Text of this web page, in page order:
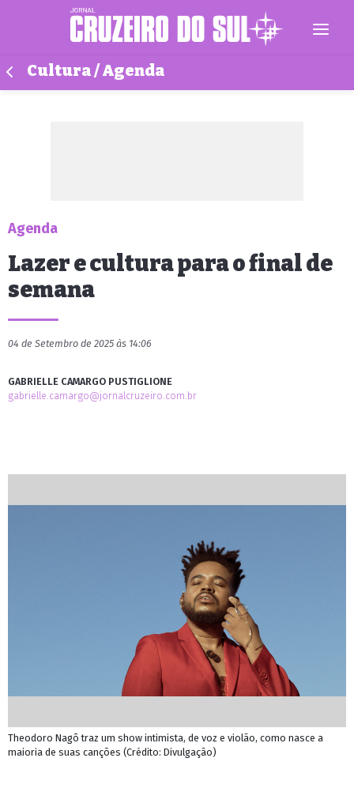
Cultura / Agenda
Agenda
Lazer e cultura para o final de
semana
04 de Setembro de 2025 às 14:06
GABRIELLE CAMARGO PUSTIGLIONE
gabrielle.camargo@jornalcruzeiro.com.br
Theodoro Nagô traz um show intimista, de voz e violão, como nasce a
maioria de suas canções (Crédito: Divulgação)